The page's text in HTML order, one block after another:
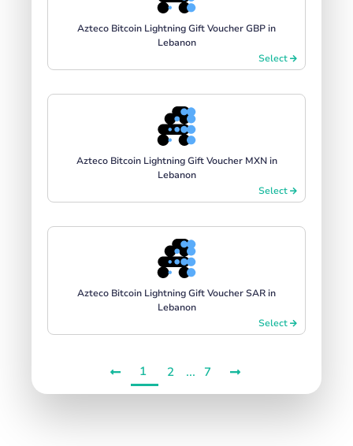
Azteco Bitcoin Lightning Gift Voucher GBP in
Lebanon
Select
Azteco Bitcoin Lightning Gift Voucher MXN in
Lebanon
Select
Azteco Bitcoin Lightning Gift Voucher SAR in
Lebanon
Select
1 2 ... 7